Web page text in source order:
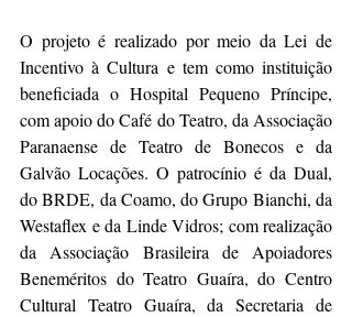
O projeto é realizado por meio da Lei de
Incentivo à Cultura e tem como instituição
beneficiada o Hospital Pequeno Príncipe,
com apoio do Café do Teatro, da Associação
Paranaense de Teatro de Bonecos e da
Galvão Locações. O patrocínio é da Dual,
do BRDE, da Coamo, do Grupo Bianchi, da
Westaflex e da Linde Vidros; com realização
da Associação Brasileira de Apoiadores
Beneméritos do Teatro Guaíra, do Centro
Cultural Teatro Guaíra, da Secretaria de